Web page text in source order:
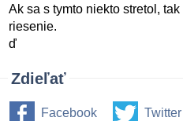
Ak sa s tymto niekto stretol,
riesenie.
ď
Zdieľať
Facebook Twitter